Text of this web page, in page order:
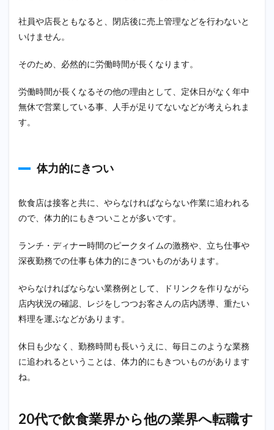
転職
成功
する
ント
在職
中に
転職
4.2
転職
活動
を行
転職
ジェ
ント
に相
談す
5
20
の転
社員や店長ともなると、閉店後に売上管理などを行わないと
いけません。
そのため、必然的に労働時間が長くなります。
労働時間が長くなるその他の理由として、定休日がなく年中
無休で営業している事、人手が足りてないなどが考えられま
す。
体力的にきつい
飲食店は接客と共に、やらなければならない作業に追われる
ので、体力的にもきついことが多いです。
ランチ・ディナー時間のピークタイムの激務や、立ち仕事や
深夜勤務での仕事も体力的にきついものがあります。
やらなければならない業務例として、ドリンクを作りながら
店内状況の確認、レジをしつつお客さんの店内誘導、重たい
料理を運ぶなどがあります。
休日も少なく、勤務時間も長いうえに、毎日このような業務
に追われるということは、体力的にもきついものがあります
ね。
20代で飲食業界から他の業界へ転職す